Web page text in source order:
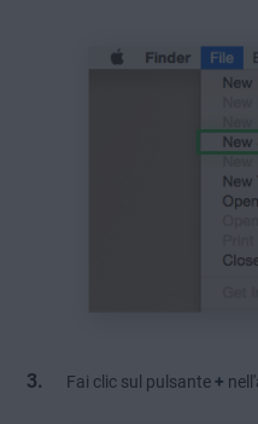
Fai clic sul pulsante+